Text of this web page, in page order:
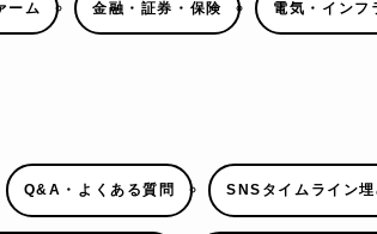
ーム 金融・証券・保険 電気・インフ
Q&A・よくある質問 SNSタイムライン埋